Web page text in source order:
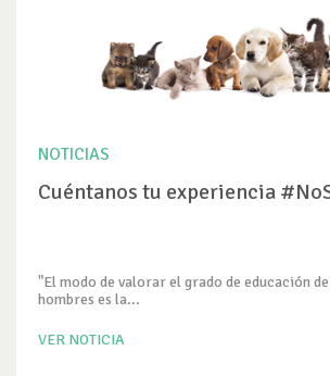
NOTICIAS
Cuéntanos tu experiencia
"El modo de valorar el grado de educación
hombres es la...
VER NOTICIA